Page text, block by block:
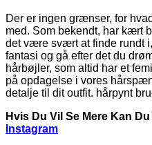
Der er ingen grænser, for
med. Som bekendt, har kært
det være svært at finde rundt
fantasi og gå efter det du
hårbøjler, som altid har et
på opdagelse i vores
detalje til dit outfit. hårpynt
Hvis Du Vil Se Mere Kan
Instagram